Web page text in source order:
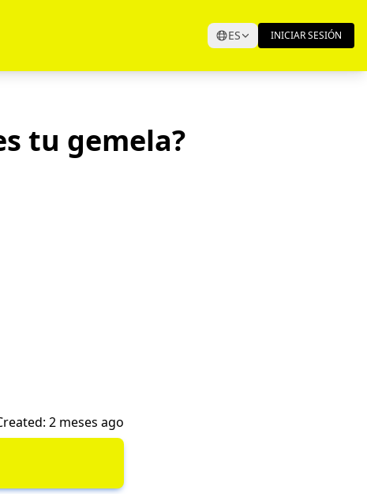
ES INICIAR SESIÓN
tu gemela?
2 meses ago